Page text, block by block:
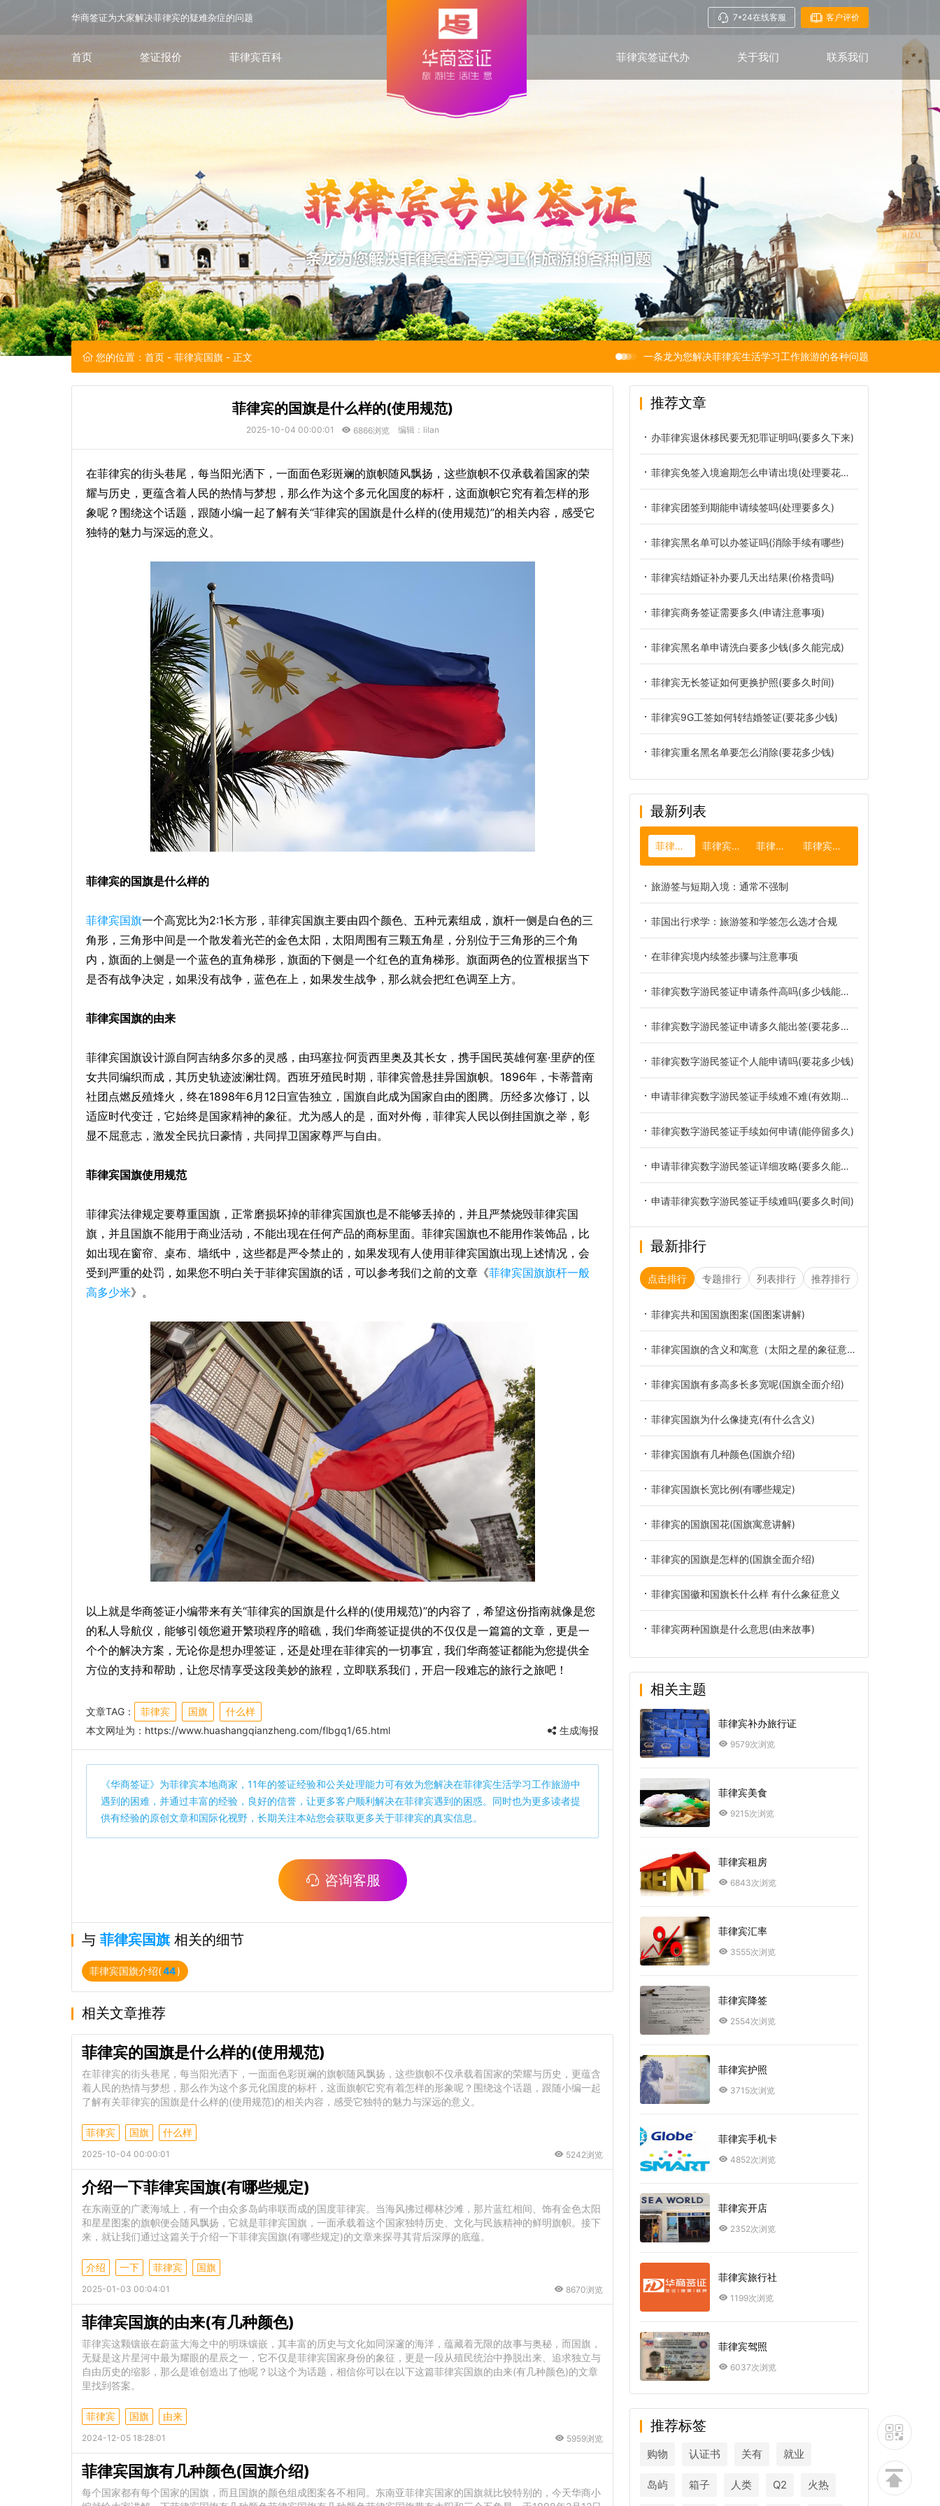
华商签证为大家解决菲律宾的疑难杂症的问题 7*24在线客服 客户评价
首页 签证报价 菲律宾百科 菲律宾签证代办 关于我们 联系我们
您的位置： 首页 - 菲律宾国旗 - 正文 一条龙为您解决菲律宾生活学习工作旅游的各种问题
菲律宾的国旗是什么样的(使用规范)
2025-10-04 00:00:01 6866浏览 编辑：lilan
在菲律宾的街头巷尾，每当阳光洒下，一面面色彩斑斓的旗帜随风飘扬，这些旗帜不仅承载着国家的荣
耀与历史，更蕴含着人民的热情与梦想，那么作为这个多元化国度的标杆，这面旗帜它究有着怎样的形
象呢？围绕这个话题，跟随小编一起了解有关“菲律宾的国旗是什么样的(使用规范)”的相关内容，感受它
独特的魅力与深远的意义。
菲律宾的国旗是什么样的
菲律宾国旗一个高宽比为2:1长方形，菲律宾国旗主要由四个颜色、五种元素组成，旗杆一侧是白色的三
角形，三角形中间是一个散发着光芒的金色太阳，太阳周围有三颗五角星，分别位于三角形的三个角
内，旗面的上侧是一个蓝色的直角梯形，旗面的下侧是一个红色的直角梯形。旗面两色的位置根据当下
是否有战争决定，如果没有战争，蓝色在上，如果发生战争，那么就会把红色调至上方。
菲律宾国旗的由来
菲律宾国旗设计源自阿吉纳多尔多的灵感，由玛塞拉·阿贡西里奥及其长女，携手国民英雄何塞·里萨的侄
女共同编织而成，其历史轨迹波澜壮阔。西班牙殖民时期，菲律宾曾悬挂异国旗帜。1896年，卡蒂普南
社团点燃反殖烽火，终在1898年6月12日宣告独立，国旗自此成为国家自由的图腾。历经多次修订，以
适应时代变迁，它始终是国家精神的象征。尤为感人的是，面对外侮，菲律宾人民以倒挂国旗之举，彰
显不屈意志，激发全民抗日豪情，共同捍卫国家尊严与自由。
菲律宾国旗使用规范
菲律宾法律规定要尊重国旗，正常磨损坏掉的菲律宾国旗也是不能够丢掉的，并且严禁烧毁菲律宾国
旗，并且国旗不能用于商业活动，不能出现在任何产品的商标里面。菲律宾国旗也不能用作装饰品，比
如出现在窗帘、桌布、墙纸中，这些都是严令禁止的，如果发现有人使用菲律宾国旗出现上述情况，会
受到严重的处罚，如果您不明白关于菲律宾国旗的话，可以参考我们之前的文章《菲律宾国旗旗杆一般
高多少米》。
以上就是华商签证小编带来有关“菲律宾的国旗是什么样的(使用规范)”的内容了，希望这份指南就像是您
的私人导航仪，能够引领您避开繁琐程序的暗礁，我们华商签证提供的不仅仅是一篇篇的文章，更是一
个个的解决方案，无论你是想办理签证，还是处理在菲律宾的一切事宜，我们华商签证都能为您提供全
方位的支持和帮助，让您尽情享受这段美妙的旅程，立即联系我们，开启一段难忘的旅行之旅吧！
文章TAG： 菲律宾 国旗
什么样
本文网址为： https://www.huashangqianzheng.com/flbgq1/65.html 生成海报
《华商签证》为菲律宾本地商家，11年的签证经验和公关处理能力可有效为您解决在菲律宾生活学习工作旅游中
遇到的困难，并通过丰富的经验，良好的信誉，让更多客户顺利解决在菲律宾遇到的困惑。同时也为更多读者提
供有经验的原创文章和国际化视野，长期关注本站您会获取更多关于菲律宾的真实信息。
咨询客服
与 菲律宾国旗相关的细节
菲律宾国旗介绍(44)
相关文章推荐
菲律宾的国旗是什么样的(使用规范)
在菲律宾的街头巷尾，每当阳光洒下，一面面色彩斑斓的旗帜随风飘扬，这些旗帜不仅承载着国家的荣耀与历史，更蕴含
着人民的热情与梦想，那么作为这个多元化国度的标杆，这面旗帜它究有着怎样的形象呢？围绕这个话题，跟随小编一起
了解有关菲律宾的国旗是什么样的(使用规范)的相关内容，感受它独特的魅力与深远的意义。
菲律宾 国旗 什么样
2025-10-04 00:00:01 5242浏览
介绍一下菲律宾国旗(有哪些规定)
在东南亚的广袤海域上，有一个由众多岛屿串联而成的国度菲律宾。当海风拂过椰林沙滩，那片蓝红相间、饰有金色太阳
和星星图案的旗帜便会随风飘扬，它就是菲律宾国旗，一面承载着这个国家独特历史、文化与民族精神的鲜明旗帜。接下
来，就让我们通过这篇关于介绍一下菲律宾国旗(有哪些规定)的文章来探寻其背后深厚的底蕴。
介绍 一下 菲律宾 国旗
2025-01-03 00:04:01 8670浏览
菲律宾国旗的由来(有几种颜色)
菲律宾这颗镶嵌在蔚蓝大海之中的明珠镶嵌，其丰富的历史与文化如同深邃的海洋，蕴藏着无限的故事与奥秘，而国旗，
无疑是这片星河中最为耀眼的星辰之一，它不仅是菲律宾国家身份的象征，更是一段从殖民统治中挣脱出来、追求独立与
自由历史的缩影，那么是谁创造出了他呢？以这个为话题，相信你可以在以下这篇菲律宾国旗的由来(有几种颜色)的文章
里找到答案。
菲律宾 国旗 由来
2024-12-05 18:28:01 5959浏览
菲律宾国旗有几种颜色(国旗介绍)
每个国家都有每个国家的国旗，而且国旗的颜色组成图案各不相同。东南亚菲律宾国家的国旗就比较特别的，今天华商小
推荐文章
办菲律宾退休移民要无犯罪证明吗(要多久下来)
菲律宾免签入境逾期怎么申请出境(处理要花多少钱)
菲律宾团签到期能申请续签吗(处理要多久)
菲律宾黑名单可以办签证吗(消除手续有哪些)
菲律宾结婚证补办要几天出结果(价格贵吗)
菲律宾商务签证需要多久(申请注意事项)
菲律宾黑名单申请洗白要多少钱(多久能完成)
菲律宾无长签证如何更换护照(要多久时间)
菲律宾9G工签如何转结婚签证(要花多少钱)
菲律宾重名黑名单要怎么消除(要花多少钱)
最新列表
菲律宾旅游 菲律宾出生纸 菲律宾驾照 菲律宾商务签
旅游签与短期入境：通常不强制
菲国出行求学：旅游签和学签怎么选才合规
在菲律宾境内续签步骤与注意事项
菲律宾数字游民签证申请条件高吗(多少钱能办好)
菲律宾数字游民签证申请多久能出签(要花多少钱)
菲律宾数字游民签证个人能申请吗(要花多少钱)
申请菲律宾数字游民签证手续难不难(有效期多长时间)
菲律宾数字游民签证手续如何申请(能停留多久)
申请菲律宾数字游民签证详细攻略(要多久能出签)
申请菲律宾数字游民签证手续难吗(要多久时间)
最新排行
点击排行 专题排行 列表排行 推荐排行
菲律宾共和国国旗图案(国图案讲解)
菲律宾国旗的含义和寓意（太阳之星的象征意义）
菲律宾国旗有多高多长多宽呢(国旗全面介绍)
菲律宾国旗为什么像捷克(有什么含义)
菲律宾国旗有几种颜色(国旗介绍)
菲律宾国旗长宽比例(有哪些规定)
菲律宾的国旗国花(国旗寓意讲解)
菲律宾的国旗是怎样的(国旗全面介绍)
菲律宾国徽和国旗长什么样 有什么象征意义
菲律宾两种国旗是什么意思(由来故事)
相关主题
菲律宾补办旅行证
9579次浏览
菲律宾美食
9215次浏览
菲律宾租房
6843次浏览
菲律宾汇率
3555次浏览
菲律宾降签
2554次浏览
菲律宾护照
3715次浏览
菲律宾手机卡
4852次浏览
菲律宾开店
2352次浏览
菲律宾旅行社
1199次浏览
菲律宾驾照
6037次浏览
推荐标签
购物 认证书 关有 就业
岛屿 箱子 人类 Q2 火热